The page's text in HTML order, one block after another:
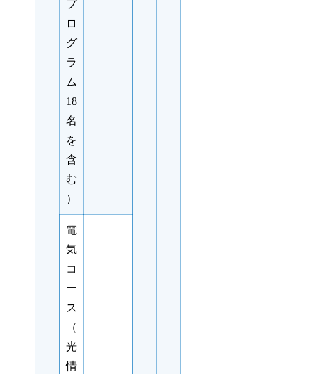
プ
ロ
グ
ラ
ム
18
名
を
含
む
）
電
気
コ
ー
ス
（
光
情